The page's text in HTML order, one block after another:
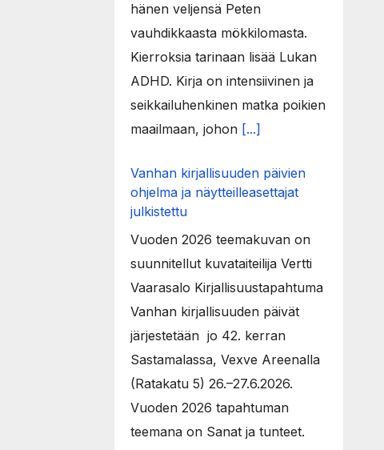
hänen veljensä Peten
vauhdikkaasta mökkilomasta.
Kierroksia tarinaan lisää Lukan
ADHD. Kirja on intensiivinen ja
seikkailuhenkinen matka poikien
maailmaan, johon [...]
Vanhan kirjallisuuden päivien
ohjelma ja näytteilleasettajat
julkistettu
Vuoden 2026 teemakuvan on
suunnitellut kuvataiteilija Vertti
Vaarasalo Kirjallisuustapahtuma
Vanhan kirjallisuuden päivät
järjestetään jo 42. kerran
Sastamalassa, Vexve Areenalla
(Ratakatu 5) 26.–27.6.2026.
Vuoden 2026 tapahtuman
teemana on Sanat ja tunteet.